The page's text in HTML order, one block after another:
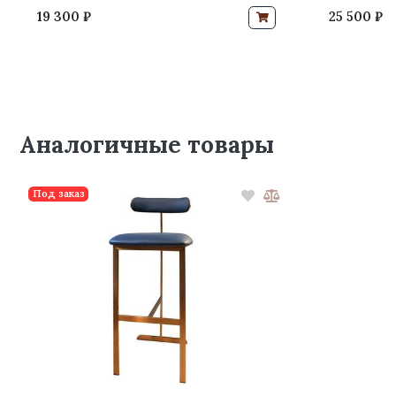
19 300 ₽ 25 500 ₽
Аналогичные товары
Под заказ